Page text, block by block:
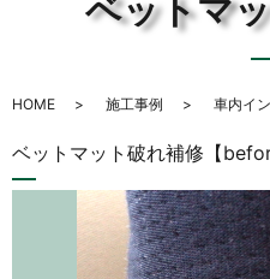
ベットマ
HOME 施工事例 車内イ
ベットマット破れ補修【